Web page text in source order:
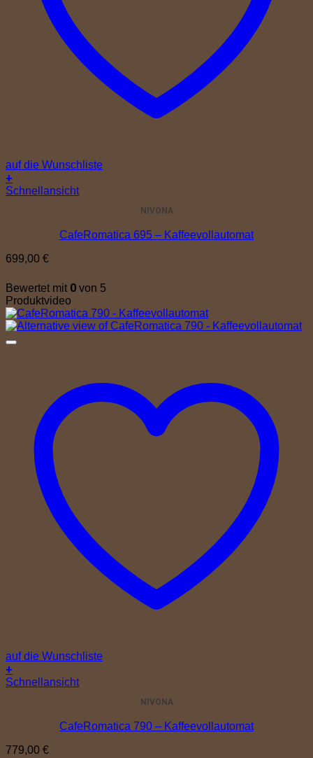
auf die Wunschliste
+
Schnellansicht
CafeRomatica 695 – Kaffeevollautomat
NIVONA
699,00 €
Bewertet mit 0 von 5
Produktvideo
auf die Wunschliste
+
Schnellansicht
CafeRomatica 790 – Kaffeevollautomat
NIVONA
779,00 €